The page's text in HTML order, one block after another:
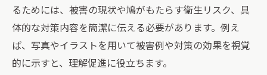
るためには、被害の現状や鳩がもたらす衛生リスク、具
体的な対策内容を簡潔に伝える必要があります。例え
ば、写真やイラストを用いて被害例や対策の効果を視覚
的に示すと、理解促進に役立ちます。